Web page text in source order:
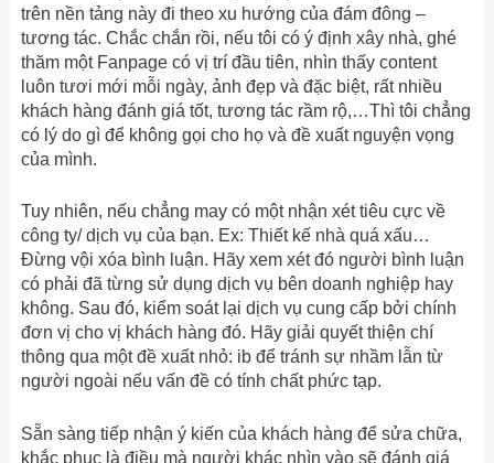
trên nền tảng này đi theo xu hướng của đám đông –
tương tác. Chắc chắn rồi, nếu tôi có ý định xây nhà, ghé
thăm một Fanpage có vị trí đầu tiên, nhìn thấy content
luôn tươi mới mỗi ngày, ảnh đẹp và đặc biệt, rất nhiều
khách hàng đánh giá tốt, tương tác rầm rộ,…Thì tôi chẳng
có lý do gì để không gọi cho họ và đề xuất nguyện vọng
của mình.
Tuy nhiên, nếu chẳng may có một nhận xét tiêu cực về
công ty/ dịch vụ của bạn. Ex: Thiết kế nhà quá xấu…
Đừng vội xóa bình luận. Hãy xem xét đó người bình luận
có phải đã từng sử dụng dịch vụ bên doanh nghiệp hay
không. Sau đó, kiểm soát lại dịch vụ cung cấp bởi chính
đơn vị cho vị khách hàng đó. Hãy giải quyết thiện chí
thông qua một đề xuất nhỏ: ib để tránh sự nhầm lẫn từ
người ngoài nếu vấn đề có tính chất phức tạp.
Sẵn sàng tiếp nhận ý kiến của khách hàng để sửa chữa,
khắc phục là điều mà người khác nhìn vào sẽ đánh giá